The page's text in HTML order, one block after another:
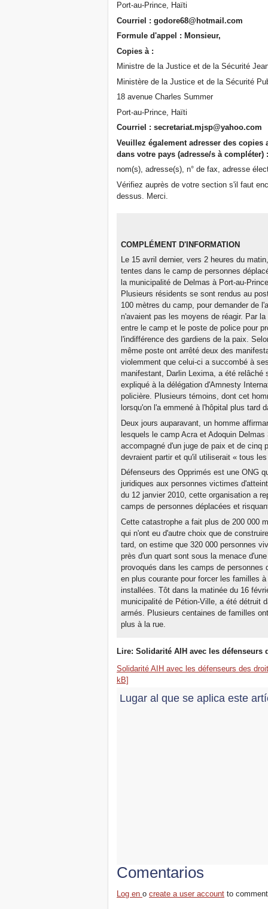
Port-au-Prince, Haïti
Courriel : godore68@hotmail.com
Formule d'appel : Monsieur,
Copies à :
Ministre de la Justice et de la Sécurité
Ministère de la Justice et de la Sécurité
18 avenue Charles Summer
Port-au-Prince, Haïti
Courriel : secretariat.mjsp@yahoo.com
Veuillez également adresser des
dans votre pays (adresse/s à compléter)
nom(s), adresse(s), n° de fax, adresse
Vérifiez auprès de votre section s'il faut
dessus. Merci.
COMPLÉMENT D'INFORMATION
Le 15 avril dernier, vers 2 heures du
tentes dans le camp de personnes
la municipalité de Delmas à Port-au-
Plusieurs résidents se sont rendus au
100 mètres du camp, pour demander de
n'avaient pas les moyens de réagir. Par
entre le camp et le poste de police pour
l'indifférence des gardiens de la paix.
même poste ont arrêté deux des
violemment que celui-ci a succombé à
manifestant, Darlin Lexima, a été
expliqué à la délégation d'Amnesty
policière. Plusieurs témoins, dont cet
lorsqu'on l'a emmené à l'hôpital plus tard
Deux jours auparavant, un homme
lesquels le camp Acra et Adoquin
accompagné d'un juge de paix et de cinq
devraient partir et qu'il utiliserait « tous
Défenseurs des Opprimés est une ONG
juridiques aux personnes victimes
du 12 janvier 2010, cette organisation a
camps de personnes déplacées et
Cette catastrophe a fait plus de 200 000
qui n'ont eu d'autre choix que de
tard, on estime que 320 000 personnes
près d'un quart sont sous la menace
provoqués dans les camps de
en plus courante pour forcer les familles
installées. Tôt dans la matinée du 16
municipalité de Pétion-Ville, a été détruit
armés. Plusieurs centaines de familles
plus à la rue.
Lire: Solidarité AIH avec les défenseurs
Solidarité AIH avec les défenseurs des
kB]
Lugar al que se aplica este
Comentarios
Log enocreate a user account to